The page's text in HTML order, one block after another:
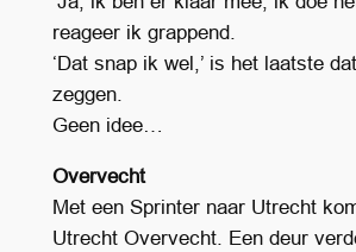
reageer ik grappend.
‘Dat snap ik wel,’ is het laatste
zeggen.
Geen idee…
Overvecht
Met een Sprinter naar Utrecht
Utrecht Overvecht. Een deur